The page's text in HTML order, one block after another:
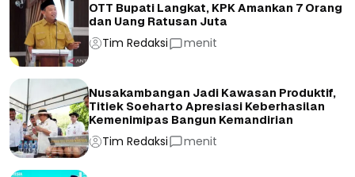
OTT Bupati Langkat, KPK Amankan 7 Orang
dan Uang Ratusan Juta
Tim Redaksi menit
Nusakambangan Jadi Kawasan Produktif,
Titiek Soeharto Apresiasi Keberhasilan
Kemenimipas Bangun Kemandirian
Tim Redaksi menit